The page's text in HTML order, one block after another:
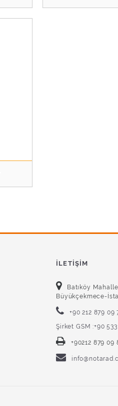
İLETIŞIM
Batıköy
Büyükçekmece-
+90 212 879 09
Şirket GSM :+90 533
+90212 879 09